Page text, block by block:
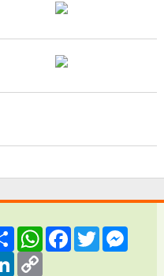
ShareWhatsAppFacebook
Twitter
LinkedInCopy